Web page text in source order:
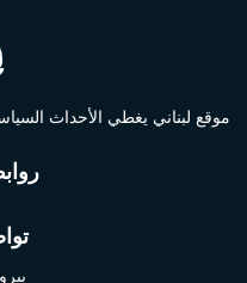
موقع لبناني يغطي الأحداث